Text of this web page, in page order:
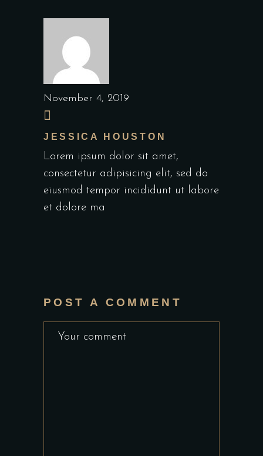
November 4, 2019
JESSICA HOUSTON
Lorem ipsum dolor sit amet,
consectetur adipisicing elit, sed do
eiusmod tempor incididunt ut labore
et dolore ma
POST A COMMENT